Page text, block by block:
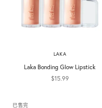
LAKA
Laka Bonding Glow Lipstick
促銷價
$15.99
已售完